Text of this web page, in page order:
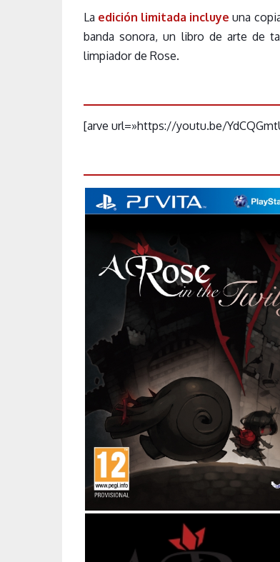
La edición limitada incluye una
banda sonora, un libro de arte de
limpiador de Rose.
[arve url=»https://youtu.be/